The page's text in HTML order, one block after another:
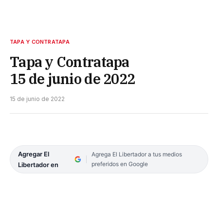
TAPA Y CONTRATAPA
Tapa y Contratapa
15 de junio de 2022
15 de junio de 2022
Agregar El
Libertador en
Agrega El Libertador a tus medios
preferidos en Google